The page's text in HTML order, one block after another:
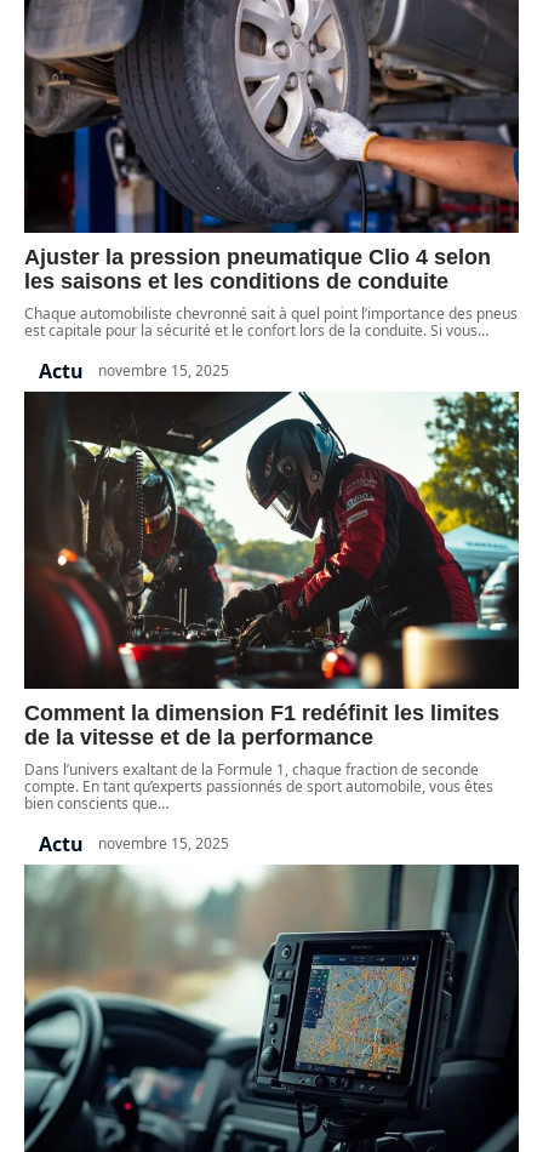
Ajuster la pression pneumatique Clio 4 selon
les saisons et les conditions de conduite
Chaque automobiliste chevronné sait à quel point l’importance des pneus
est capitale pour la sécurité et le confort lors de la conduite. Si vous…
Actu novembre 15, 2025
Comment la dimension F1 redéfinit les limites
de la vitesse et de la performance
Dans l’univers exaltant de la Formule 1, chaque fraction de seconde
compte. En tant qu’experts passionnés de sport automobile, vous êtes
bien conscients que…
Actu novembre 15, 2025